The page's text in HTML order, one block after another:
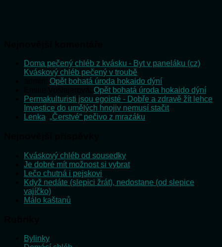
Doma pečený chléb z kvásku - Byt v paneláku (cz)
Kváskový chléb pečený v troubě
Opět bohatá úroda hokaido dýní
Opět bohatá úroda hokaido dýní
Permakulturisti jsou egoisté - Dobře a zdravě žít lehce
Investice do umělých hnojiv nemusí stačit
Lenka „Čerstvé“ pečivo z mrazáku
Kváskový chléb od sousedky
Je dobré mít možnost si vybrat
Lečo chutná i pejskovi
Když nedáte (slepici žrát), nedostane (od slepice
vajíčko)
Málo kaštanů
Bylinky